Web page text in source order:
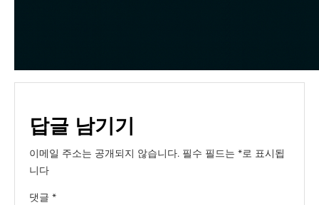
답글 남기기
이메일 주소는 공개되지 않습니다. 필수 필드는 *로 표시됩
니다
댓글 *